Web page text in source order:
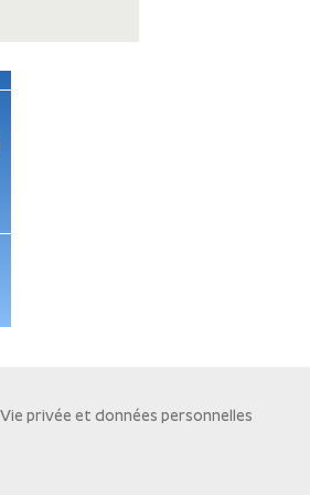
Vie privée et données personnelles